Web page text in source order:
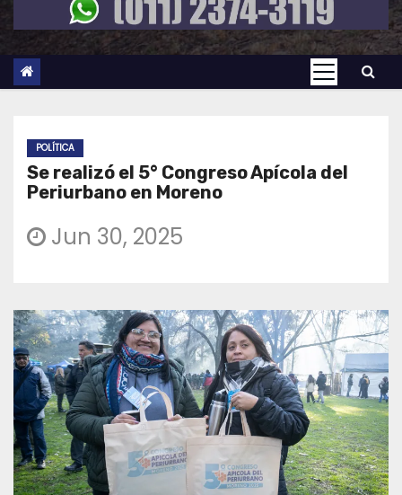
POLÍTICA
Se realizó el 5° Congreso Apícola del
Periurbano en Moreno
Jun 30, 2025